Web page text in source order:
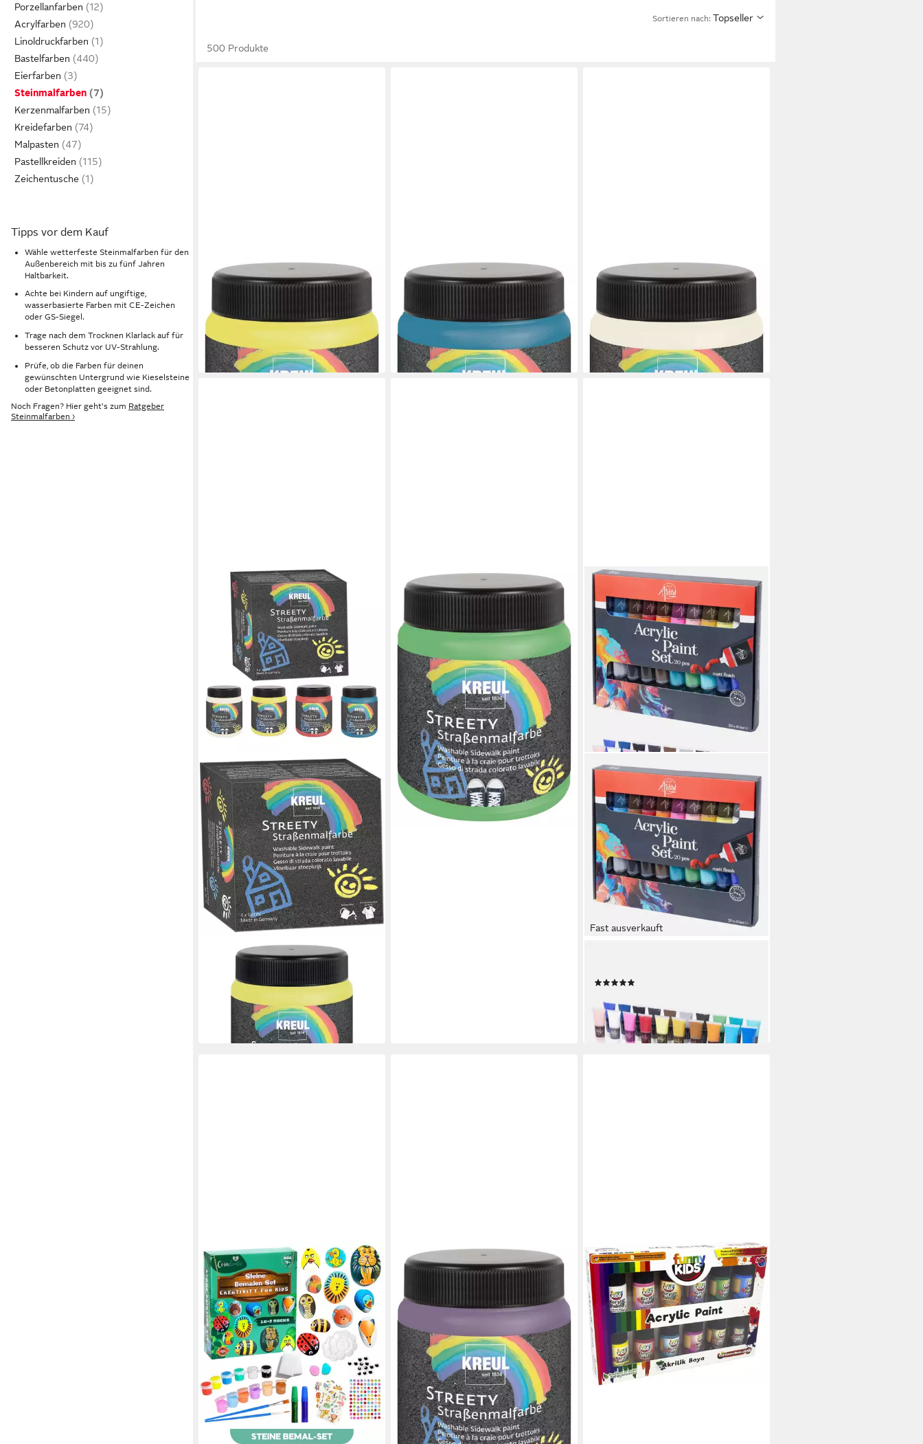
Porzellanfarben
Acrylfarben
Linoldruckfarben
Bastelfarben
Eierfarben
Steinmalfarben
Kerzenmalfarben
Kreidefarben
Malpasten
Pastellkreiden
Zeichentusche
Tipps vor dem Kauf
Wähle wetterfeste Steinmalfarben für den
Außenbereich mit bis zu fünf Jahren
Haltbarkeit.
Achte bei Kindern auf ungiftige,
wasserbasierte Farben mit CE-Zeichen
oder GS-Siegel.
Trage nach dem Trocknen Klarlack auf für
besseren Schutz vor UV-Strahlung.
Prüfe, ob die Farben für deinen
gewünschten Untergrund wie Kieselsteine
oder Betonplatten geeignet sind.
Noch Fragen? Hier geht's zum Ratgeber
Steinmalfarben ›
Sortieren nach: Topseller
500 Produkte
KREUL
Steinmalfarbe Kreul Streety
Straßenmalfarbe Gummientengelb
200
(20,56 €/ 1 l)
lieferbar - in 3-4 Werktagen bei dir
KREUL
Steinmalfarbe Kreul Streety
Straßenmalfarbe Badelatschenblau
200
(20,56 €/ 1 l)
lieferbar - in 3-4 Werktagen bei dir
KREUL
Steinmalfarbe Kreul Streety
Straßenmalfarbe Wolkenweiß 200
ml
(20,56 €/ 1 l)
lieferbar - in 3-4 Werktagen bei dir
C. KREUL
Straßenmalfarben Streety 4x20ml
ab 12,14 €
(25,29 €/ 1 l)
lieferbar - in 3-4 Werktagen bei dir
KREUL
Steinmalfarbe Kreul Streety
Straßenmalfarbe Grashalmgrün 200
ml
(20,56 €/ 1 l)
lieferbar - in 3-4 Werktagen bei dir
Fast ausverkauft
-33%
lieferbar - in 4-5 Werktagen bei dir
KREUL
Steinmalfarbe Kreul Streety
Straßenmalfarbe Luftballonlila 200
5,14 €
lieferbar - in 3-4 Werktagen bei dir